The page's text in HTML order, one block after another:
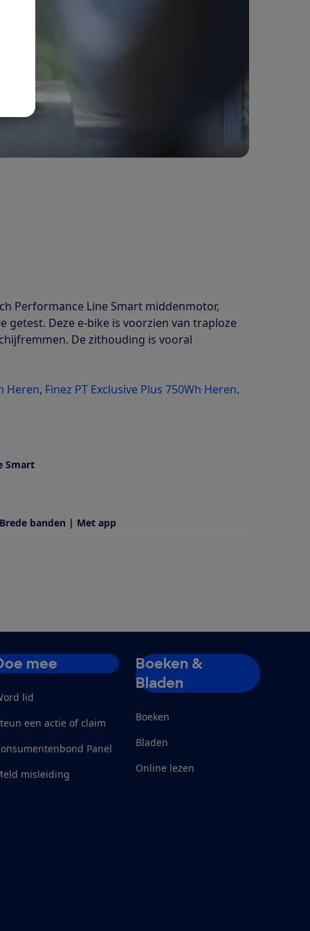
Performance Line Smart middenmotor,
getest. Deze e-bike is voorzien van traploze
De zithouding is vooral
Heren, Finez PT Exclusive Plus 750Wh Heren.
Smart
banden | Met app
mee
lid
een actie of claim
Panel
misleiding
Boeken &
Bladen
Boeken
Bladen
Online lezen